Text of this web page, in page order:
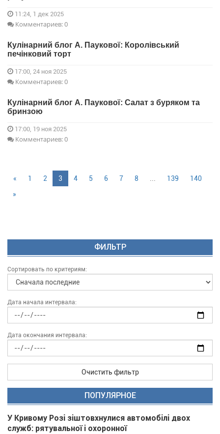
11:24, 1 дек 2025
Комментариев: 0
Кулінарний блог А. Паукової: Королівський
печінковий торт
17:00, 24 ноя 2025
Комментариев: 0
Кулінарний блог А. Паукової: Салат з буряком та
бринзою
17:00, 19 ноя 2025
Комментариев: 0
« 1 2 3 4 5 6 7 8 ... 139
140
»
ФИЛЬТР
Сортировать по критериям:
Дата начала интервала:
Дата окончания интервала:
Очистить фильтр
ПОПУЛЯРНОЕ
У Кривому Розі зіштовхнулися автомобілі двох
служб: рятувальної і охоронної